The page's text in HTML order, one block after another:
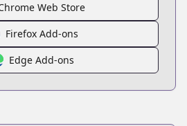
Web Store
Firefox Add-ons
Edge Add-ons